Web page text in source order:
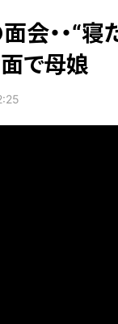
会・・“
で母娘